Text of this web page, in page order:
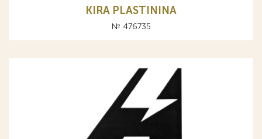
KIRA PLASTININA
№ 476735